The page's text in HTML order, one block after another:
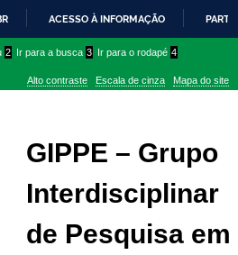
PARA
CONTEÚDO
ACESSO À INFORMAÇÃO
2 Ir para a busca 3 Ir para o rodapé 4
Alto contraste Escala de cinza Mapa do site
GIPPE – Grupo
Interdisciplinar
de Pesquisa em